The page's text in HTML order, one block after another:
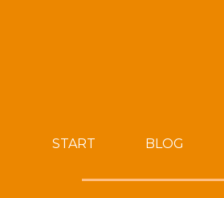
START BLOG